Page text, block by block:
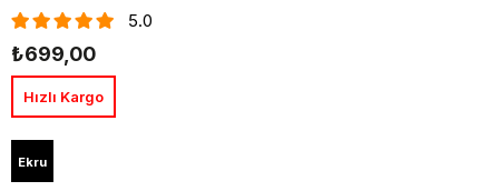
5.0
₺699,00
Hızlı Kargo
Ekru